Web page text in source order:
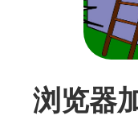
浏览器